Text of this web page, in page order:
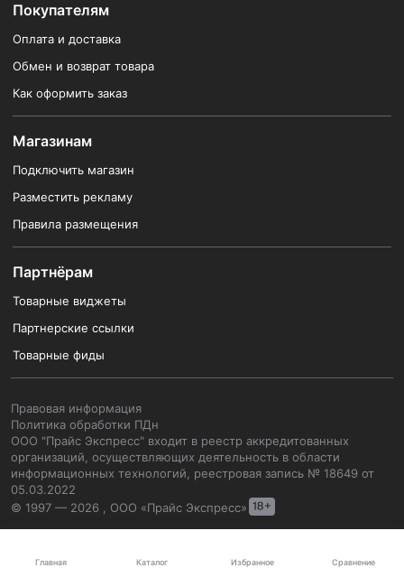
Главная Каталог Избранное Сравнение
Покупателям
Оплата и доставка
Обмен и возврат товара
Как оформить заказ
Магазинам
Подключить магазин
Разместить рекламу
Правила размещения
Партнёрам
Товарные виджеты
Партнерские ссылки
Товарные фиды
Правовая информация
Политика обработки ПДн
ООО "Прайс Экспресс" входит в реестр аккредитованных
организаций, осуществляющих деятельность в области
информационных технологий, реестровая запись № 18649 от
05.03.2022
© 1997 — 2026 , ООО «Прайс Экспресс»